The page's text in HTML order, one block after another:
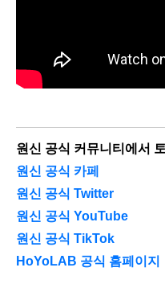
원신 공식 커뮤니티에서
원신 공식 카페
원신 공식 Twitter
원신 공식 YouTube
원신 공식 TikTok
HoYoLAB 공식 홈페이지